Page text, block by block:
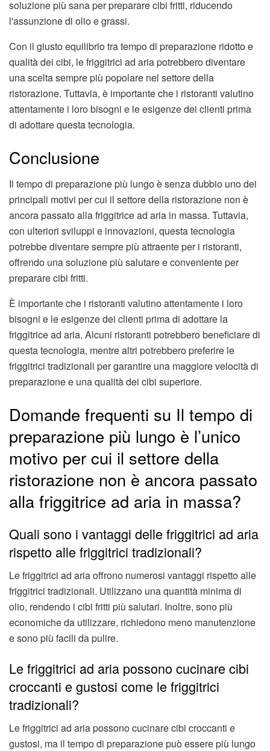
soluzione più sana per preparare cibi fritti, riducendo
l'assunzione di olio e grassi.
Con il giusto equilibrio tra tempo di preparazione ridotto e
qualità dei cibi, le friggitrici ad aria potrebbero diventare
una scelta sempre più popolare nel settore della
ristorazione. Tuttavia, è importante che i ristoranti valutino
attentamente i loro bisogni e le esigenze dei clienti prima
di adottare questa tecnologia.
Conclusione
Il tempo di preparazione più lungo è senza dubbio uno dei
principali motivi per cui il settore della ristorazione non è
ancora passato alla friggitrice ad aria in massa. Tuttavia,
con ulteriori sviluppi e innovazioni, questa tecnologia
potrebbe diventare sempre più attraente per i ristoranti,
offrendo una soluzione più salutare e conveniente per
preparare cibi fritti.
È importante che i ristoranti valutino attentamente i loro
bisogni e le esigenze dei clienti prima di adottare la
friggitrice ad aria. Alcuni ristoranti potrebbero beneficiare di
questa tecnologia, mentre altri potrebbero preferire le
friggitrici tradizionali per garantire una maggiore velocità di
preparazione e una qualità dei cibi superiore.
Domande frequenti su Il tempo di
preparazione più lungo è l’unico
motivo per cui il settore della
ristorazione non è ancora passato
alla friggitrice ad aria in massa?
Quali sono i vantaggi delle friggitrici ad aria
rispetto alle friggitrici tradizionali?
Le friggitrici ad aria offrono numerosi vantaggi rispetto alle
friggitrici tradizionali. Utilizzano una quantità minima di
olio, rendendo i cibi fritti più salutari. Inoltre, sono più
economiche da utilizzare, richiedono meno manutenzione
e sono più facili da pulire.
Le friggitrici ad aria possono cucinare cibi
croccanti e gustosi come le friggitrici
tradizionali?
Le friggitrici ad aria possono cucinare cibi croccanti e
gustosi, ma il tempo di preparazione può essere più lungo